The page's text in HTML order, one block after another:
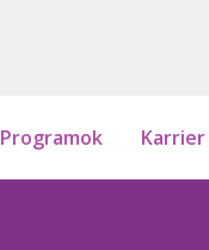
Programok Karrier